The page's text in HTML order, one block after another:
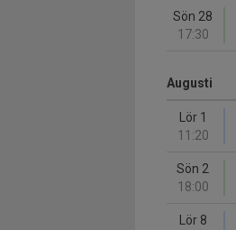
Sön 28
17:30
Augusti
Lör 1
11:20
Sön 2
18:00
Lör 8